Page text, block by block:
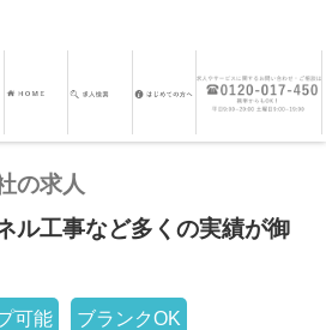
の求人
ル工事など多くの実績が御
可能 ブランクOK